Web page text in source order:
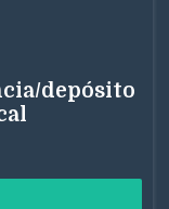
depósito